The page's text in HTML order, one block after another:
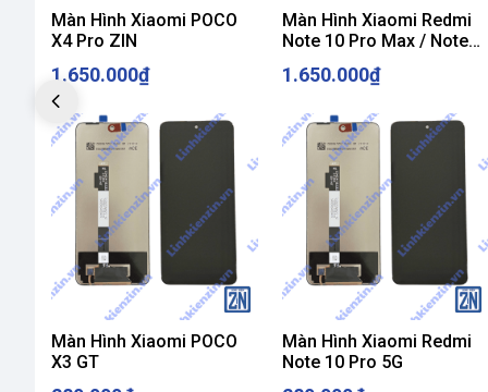
Máy vẫn hoạt động (vẫn có âm thanh, rung) nhưng
Cắm sạc vẫn báo, nhưng màn tối
➡️ Có thể do lỗi đèn nền hoặc chết màn hoàn toàn →
6.Hiển thị chập chờn, nhấp nháy
Màn hình lúc sáng lúc tối
Nháy liên tục gây mỏi mắt
🔧 Có thể do cáp lỏng, IC lỗi – nếu kiểm tra không sửa
Màn Hình Xiaomi POCO
X4 Pro ZIN
1.650.000₫
Màn Hình Xiaomi Redmi
Note 10 Pro Max / Note
11 Pro Max ZIN
1.650.000₫
Màn Hình Xiaomi POCO
X3 GT
Màn Hình Xiaomi Redmi
Note 10 Pro 5G